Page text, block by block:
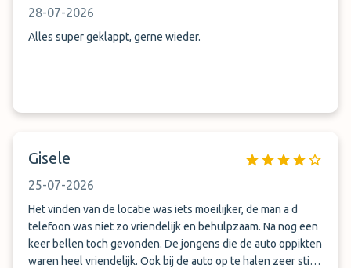
28-07-2026
Alles super geklappt, gerne wieder.
Gisele
25-07-2026
Het vinden van de locatie was iets moeilijker, de man a d
telefoon was niet zo vriendelijk en behulpzaam. Na nog een
keer bellen toch gevonden. De jongens die de auto oppikten
waren heel vriendelijk. Ook bij de auto op te halen zeer stipt